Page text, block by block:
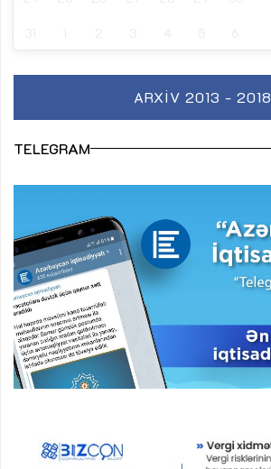
ARXIV 2013 - 2018
TELEGRAM